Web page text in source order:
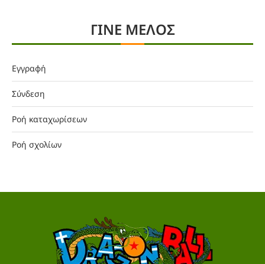
ΓΙΝΕ ΜΕΛΟΣ
Εγγραφή
Σύνδεση
Ροή καταχωρίσεων
Ροή σχολίων